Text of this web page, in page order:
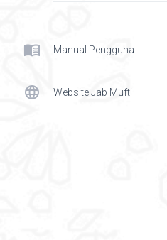
menu_book Manual Pengguna
language Website Jab Mufti